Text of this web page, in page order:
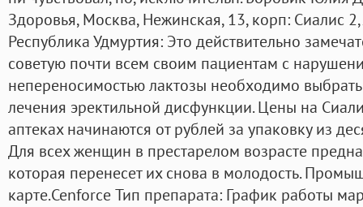
Здоровья, Москва, Нежинская, 13, корп: Сиалис
Республика Удмуртия: Это действительно
советую почти всем своим пациентам с
непереносимостью лактозы необходимо
лечения эректильной дисфункции. Цены на
аптеках начинаются от рублей за упаковку из
Для всех женщин в престарелом возрасте
которая перенесет их снова в молодость.
карте.Cenforce Тип препарата: График работы